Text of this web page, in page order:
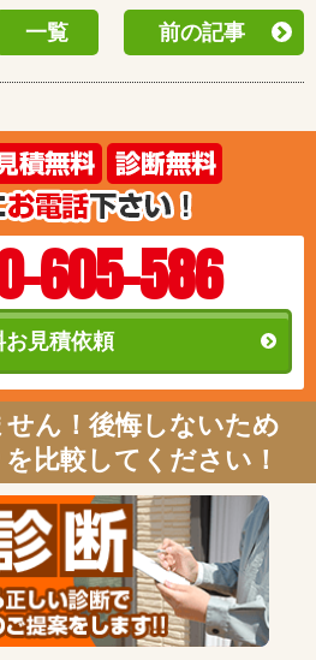
一覧 前の記事
605-586
お見積依頼
ん！後悔しないため
比較してください！